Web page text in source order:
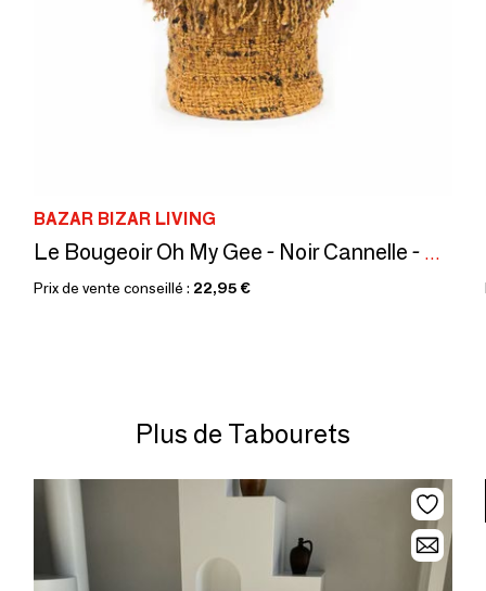
BAZAR BIZAR LIVING
Le Bougeoir Oh My Gee - Noir Cannelle - XXL
Prix de vente conseillé : 22,95 €
Plus de Tabourets